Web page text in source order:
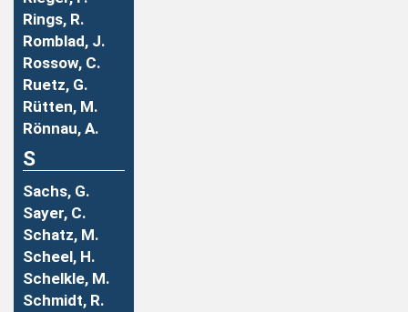
Rings, R.
Romblad, J.
Rossow, C.
Ruetz, G.
Rütten, M.
Rönnau, A.
S
Sachs, G.
Sayer, C.
Schatz, M.
Scheel, H.
Schelkle, M.
Schmidt, R.